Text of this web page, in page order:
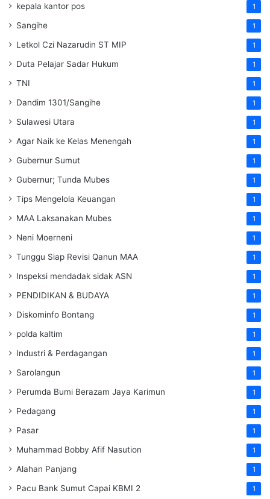
kepala kantor pos 1
Sangihe 1
Letkol Czi Nazarudin ST MIP 1
Duta Pelajar Sadar Hukum 1
TNI 1
Dandim 1301/Sangihe 1
Sulawesi Utara 1
Agar Naik ke Kelas Menengah 1
Gubernur Sumut 1
Gubernur; Tunda Mubes 1
Tips Mengelola Keuangan 1
MAA Laksanakan Mubes 1
Neni Moerneni 1
Tunggu Siap Revisi Qanun MAA 1
Inspeksi mendadak sidak ASN 1
PENDIDIKAN & BUDAYA 1
Diskominfo Bontang 1
polda kaltim 1
Industri & Perdagangan 1
Sarolangun 1
Perumda Bumi Berazam Jaya Karimun 1
Pedagang 1
Pasar 1
Muhammad Bobby Afif Nasution 1
Alahan Panjang 1
Pacu Bank Sumut Capai KBMI 2 1